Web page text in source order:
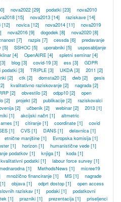
nova2022 [29] podatki [23]
nova2010
[15] nova2013 [14] raziskave [14]
[12] novica [12] nova2014 [11]
nova2019
nova2016 [9] dogodek [8] nova2020 [8]
[7] razpis [7] cessda [6]
predavanje
[5] SSHOC [5] uporabniki [5]
usposabljanje
klinar [4] OpenAIRE [4] spletni seminar [4]
[3] blog [3] covid-19 [3] ess [3]
GDPR
podatki [3] TRIPLE [3] UKDA [3] 2011 [2]
[2] ctk [2] domsta20 [2] dwb [2]
gesis
kvalitativno raziskovanje [2] nagrada [2]
[2] obvestilo [2] odpp10 [2]
open
[2] projekt [2] publikacije [2]
raziskovalci
[2] učbenik [2] webinar [2] 2013 [1]
[1] akcijski načrt [1]
altmetric
arnes [1] citiranje [1] coordinate [1]
covid
[1] CVS [1] DANS [1] delavnica [1]
etnične manjšine [1] Evropska komisija [1]
[1] horizon [1] humanistične vede [1]
podatkov [1] knjiga [1] koda [1]
kvalitativni podatki [1] labour force survey [1]
[1] MethodsNews [1]
micree19
množično financiranje [1] MS [1]
nagrade
[1] objava [1] odprt dostop [1]
open access
raziskav [1] podaki [1]
podatkovni
[1] prazniki [1] prezentacija [1]
priseljenci